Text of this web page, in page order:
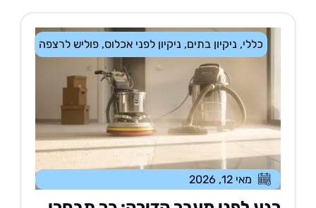
ניקיון בתים,ניקיון לפני אכלוס,פוליש לרצפה
מאי 12, 2026